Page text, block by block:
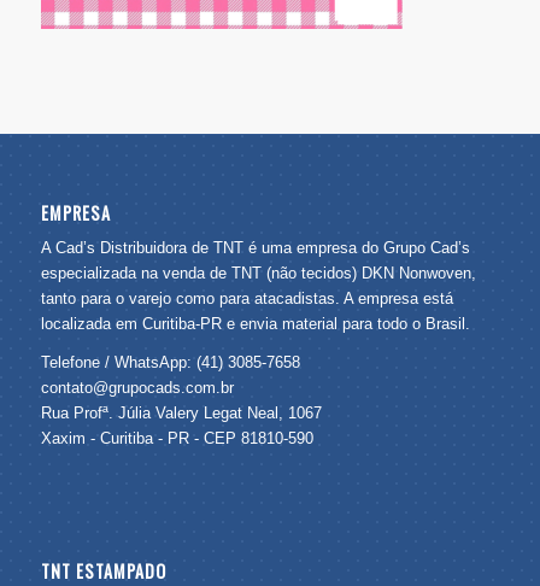
EMPRESA
A Cad’s Distribuidora de TNT é uma empresa do Grupo Cad’s
especializada na venda de TNT (não tecidos) DKN Nonwoven,
tanto para o varejo como para atacadistas. A empresa está
localizada em Curitiba-PR e envia material para todo o Brasil.
Telefone / WhatsApp: (41) 3085-7658
contato@grupocads.com.br
Rua Profª. Júlia Valery Legat Neal, 1067
Xaxim - Curitiba - PR - CEP 81810-590
TNT ESTAMPADO